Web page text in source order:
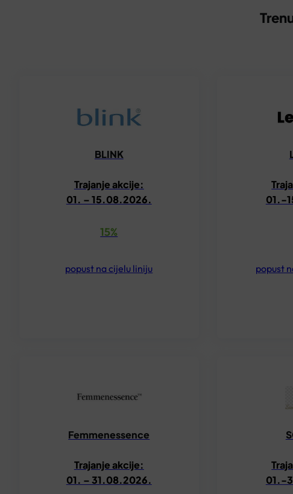
BLINK
Trajanje akcije:
01. – 15.08.2026.
15%
popust na cijelu liniju
01.-
popust
Femmenessence
Trajanje akcije:
01. – 31.08.2026.
01.-